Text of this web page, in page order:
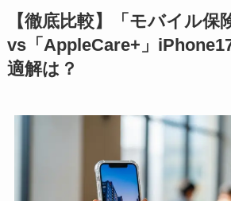
【徹底比較】「モバイル保
vs「AppleCare+」
適解は？